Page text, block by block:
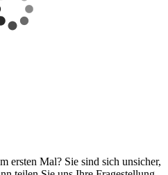
ersten Mal? Sie sind sich unsicher,